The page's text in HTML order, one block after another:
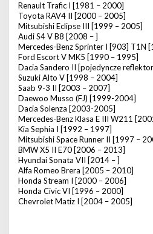
Renault Trafic I [1981 – 2000]
Toyota RAV4 II [2000 – 2005]
Mitsubishi Eclipse III [1999 – 2005]
Audi S4 V B8 [2008 – ]
Mercedes-Benz Sprinter I [903] T1N
Ford Escort V MK5 [1990 – 1995]
Dacia Sandero II [pojedyncze
Suzuki Alto V [1998 – 2004]
Saab 9-3 II [2003 – 2007]
Daewoo Musso (FJ) [1999-2004]
Dacia Solenza [2003-2005]
Mercedes-Benz Klasa E III W211
Kia Sephia I [1992 – 1997]
Mitsubishi Space Runner II [1997 –
BMW X5 II E70 [2006 – 2013]
Hyundai Sonata VII [2014 – ]
Alfa Romeo Brera [2005 – 2010]
Honda Stream I [2000 – 2006]
Honda Civic VI [1996 – 2000]
Chevrolet Matiz I [2004 – 2005]